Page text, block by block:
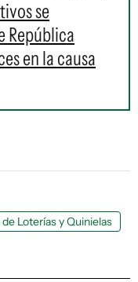
se
República
en la causa
Loterías y Quinielas